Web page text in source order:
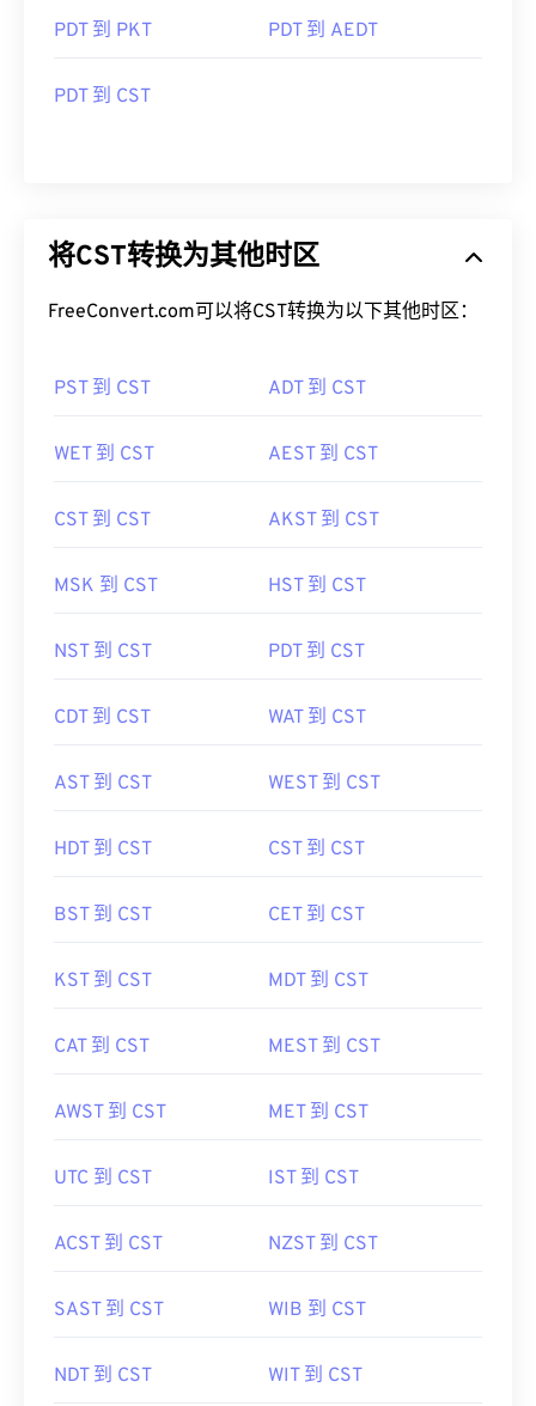
PDT 到 PKT PDT 到 AEDT
PDT 到 CST
将CST转换为其他时区
FreeConvert.com可以将CST转换为以下其他时区：
PST 到 CST ADT 到 CST
WET 到 CST AEST 到 CST
CST 到 CST AKST 到 CST
MSK 到 CST HST 到 CST
NST 到 CST PDT 到 CST
CDT 到 CST WAT 到 CST
AST 到 CST WEST 到 CST
HDT 到 CST CST 到 CST
BST 到 CST CET 到 CST
KST 到 CST MDT 到 CST
CAT 到 CST MEST 到 CST
AWST 到 CST MET 到 CST
UTC 到 CST IST 到 CST
ACST 到 CST NZST 到 CST
SAST 到 CST WIB 到 CST
NDT 到 CST WIT 到 CST